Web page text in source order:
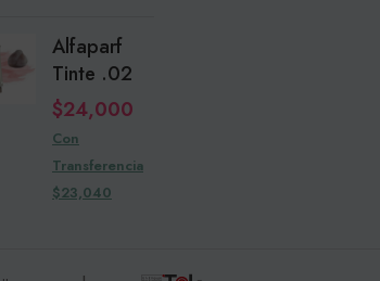
Alfaparf
Tinte .02
$24,000
Con
Transferencia
$23,040